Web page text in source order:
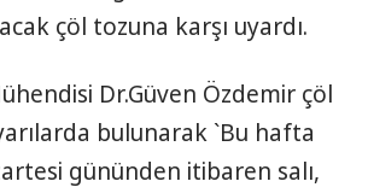
çöl tozuna karşı uyardı.
Dr.Güven Özdemir çöl
bulunarak `Bu hafta
gününden itibaren salı,